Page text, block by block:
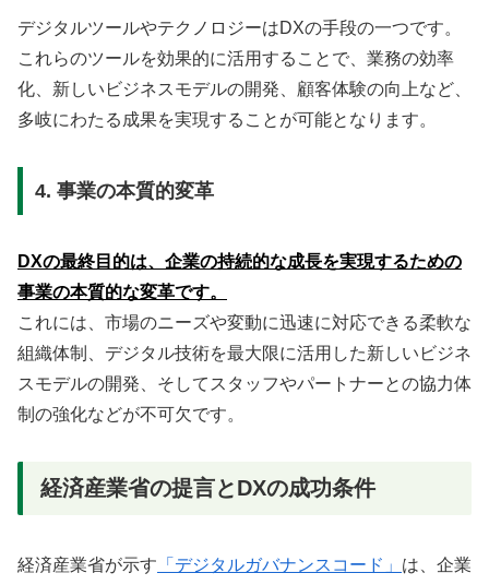
デジタルツールやテクノロジーはDXの手段の一つです。
これらのツールを効果的に活用することで、業務の効率
化、新しいビジネスモデルの開発、顧客体験の向上など、
多岐にわたる成果を実現することが可能となります。
4. 事業の本質的変革
DXの最終目的は、企業の持続的な成長を実現するための
事業の本質的な変革です。
これには、市場のニーズや変動に迅速に対応できる柔軟な
組織体制、デジタル技術を最大限に活用した新しいビジネ
スモデルの開発、そしてスタッフやパートナーとの協力体
制の強化などが不可欠です。
経済産業省の提言とDXの成功条件
経済産業省が示す 「デジタルガバナンスコード」 は、企業